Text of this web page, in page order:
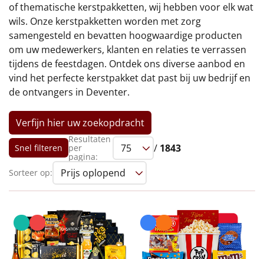
Alle kerstpakketten 2026
Thema
Origineel
Rituals
Luxe
Mannen
Vrouwen
Duurzaam
Leuke
of thematische kerstpakketten, wij hebben voor elk wat
wils. Onze kerstpakketten worden met zorg
samengesteld en bevatten hoogwaardige producten
om uw medewerkers, klanten en relaties te verrassen
tijdens de feestdagen. Ontdek ons diverse aanbod en
vind het perfecte kerstpakket dat past bij uw bedrijf en
de ontvangers in Deventer.
Verfijn hier uw zoekopdracht
Snel filteren
Resultaten
per
pagina:
/ 1843
Sorteer op: